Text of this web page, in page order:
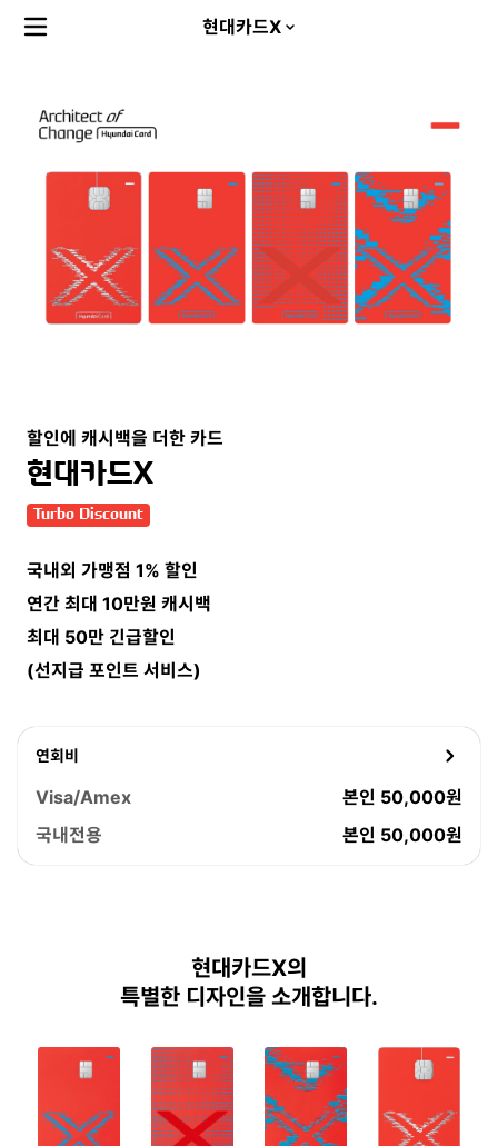
현대카드X
메뉴
할인에 캐시백을 더한 카드
현대카드X
뱃지
Turbo Discount
국내외 가맹점 1% 할인
연간 최대 10만원 캐시백
최대 50만 긴급할인
(선지급 포인트 서비스)
연회비
Visa/Amex
본인 50,000원
국내전용
본인 50,000원
현대카드X의
특별한 디자인을 소개합니다.